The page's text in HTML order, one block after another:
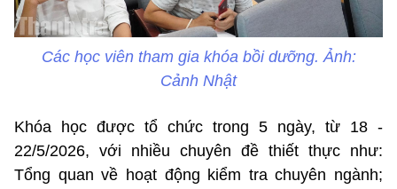
Các học viên tham gia khóa bồi dưỡng. Ảnh:
Cảnh Nhật
Khóa học được tổ chức trong 5 ngày, từ 18 -
22/5/2026, với nhiều chuyên đề thiết thực như:
Tổng quan về hoạt động kiểm tra chuyên ngành;